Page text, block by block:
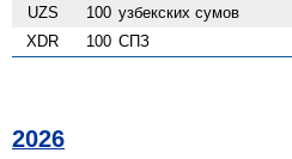
UZS 100 узбекских сумов
XDR 100 СПЗ
2026